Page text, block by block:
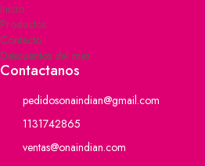
Inicio
Productos
Contacto
Descuentos del mes
Contactanos
pedidosonaindian@gmail.com
1131742865
ventas@onaindian.com